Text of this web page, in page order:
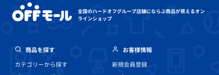
全国のハードオフグループ店舗にならぶ商品が買えるオン
ラインショップ
商品を探す
カテゴリーから探す
お客様情報
新規会員登録